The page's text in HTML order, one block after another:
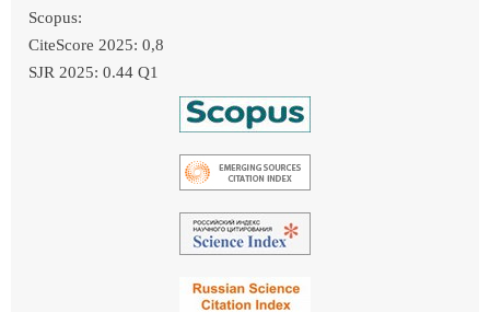
Scopus:
CiteScore 2025: 0,8
SJR 2025: 0.44 Q1